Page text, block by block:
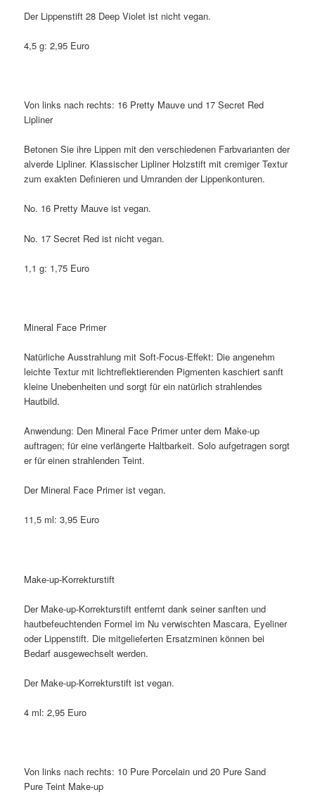
Der Lippenstift 28 Deep Violet ist nicht vegan.
4,5 g: 2,95 Euro
Von links nach rechts: 16 Pretty Mauve und 17 Secret Red
Lipliner
Betonen Sie ihre Lippen mit den verschiedenen Farbvarianten der
alverde Lipliner. Klassischer Lipliner Holzstift mit cremiger Textur
zum exakten Definieren und Umranden der Lippenkonturen.
No. 16 Pretty Mauve ist vegan.
No. 17 Secret Red ist nicht vegan.
1,1 g: 1,75 Euro
Mineral Face Primer
Natürliche Ausstrahlung mit Soft-Focus-Effekt: Die angenehm
leichte Textur mit lichtreflektierenden Pigmenten kaschiert sanft
kleine Unebenheiten und sorgt für ein natürlich strahlendes
Hautbild.
Anwendung: Den Mineral Face Primer unter dem Make-up
auftragen; für eine verlängerte Haltbarkeit. Solo aufgetragen sorgt
er für einen strahlenden Teint.
Der Mineral Face Primer ist vegan.
11,5 ml: 3,95 Euro
Make-up-Korrekturstift
Der Make-up-Korrekturstift entfernt dank seiner sanften und
hautbefeuchtenden Formel im Nu verwischten Mascara, Eyeliner
oder Lippenstift. Die mitgelieferten Ersatzminen können bei
Bedarf ausgewechselt werden.
Der Make-up-Korrekturstift ist vegan.
4 ml: 2,95 Euro
Von links nach rechts: 10 Pure Porcelain und 20 Pure Sand
Pure Teint Make-up